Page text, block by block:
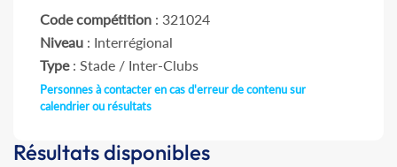
Code compétition : 321024
Niveau : Interrégional
Type: Stade / Inter-Clubs
Personnes à contacter en cas d'erreur de contenu sur
calendrier ou résultats
Résultats disponibles